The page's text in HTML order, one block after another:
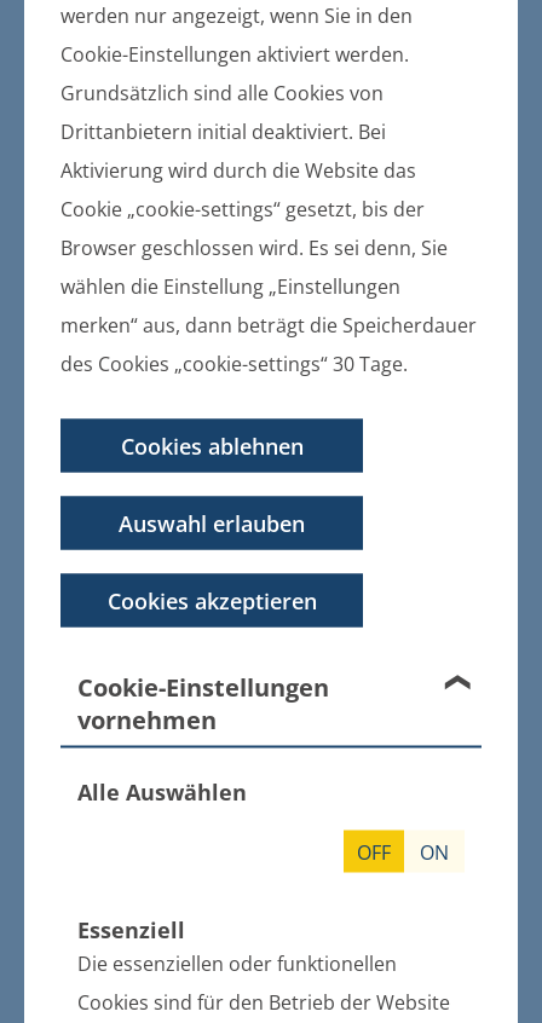
werden nur angezeigt, wenn Sie in den
Cookie-Einstellungen aktiviert werden.
Grundsätzlich sind alle Cookies von
Drittanbietern initial deaktiviert. Bei
Aktivierung wird durch die Website das
Cookie „cookie-settings“ gesetzt, bis der
Browser geschlossen wird. Es sei denn, Sie
wählen die Einstellung „Einstellungen
merken“ aus, dann beträgt die Speicherdauer
des Cookies „cookie-settings“ 30 Tage.
Cookies ablehnen
Auswahl erlauben
Cookies akzeptieren
Cookie-Einstellungen
vornehmen
Alle Auswählen
OFF ON
Essenziell
Die essenziellen oder funktionellen
Cookies sind für den Betrieb der Website
Haushaltssatzungen
Jahresrechnungen
Bebauungspläne
Flächennutzungspläne
Klarstellungs- und
Abrundungssatzungen
Hebesatzsatzung
Zweitwohnungssteuersatzung
Hundesteuersatzung
Gebührensatzung
Feuerwehrgebührensatzung
Friedhofsgebührensatzung
Straßenreinigungssatzung